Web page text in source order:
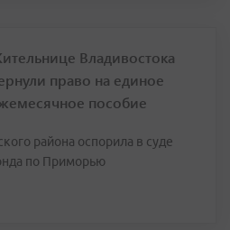
Владивостока
право на единое
пособие
района оспорила в суде
по Приморью